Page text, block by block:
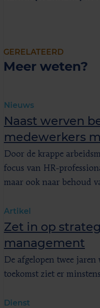
GERELATEERD
Meer weten?
Nieuws
Naast werven
medewerkers
Door de krappe
focus van HR-
maar ook naar behoud
Artikel
Zet in op
management
De afgelopen twee
toekomst ziet er
Dienst